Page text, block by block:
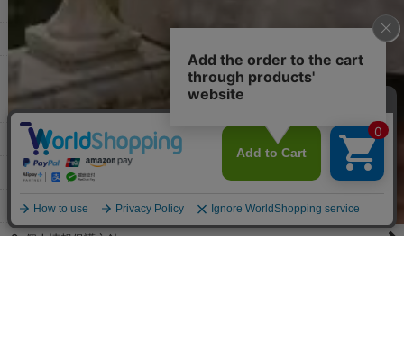
＞詳細は画像をタップ＜
STEP2「お届け先・お支払い」ページにて備考欄に下記の記載をお
願いします。
①領収書希望
②宛名（空欄は上様は不可）
③但し書き（空欄やお品代は不可）
【すでにご注文が完了している場合】
①お電話・メール・LINEにて領収書希望の連絡をお願い致します
②後日、郵送にて領収書を送らせて頂きます。
①マイページから購入履歴→購入内容→領収書発行を選択。
②後日、郵送にて領収書を送らせて頂きます。
HOME
ショッピングカート
マイページ
特定商取引法表示
ご利用案内
お問い合せ
個人情報保護方針